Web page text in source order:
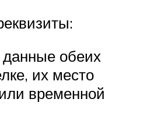
обеих
их место
временной